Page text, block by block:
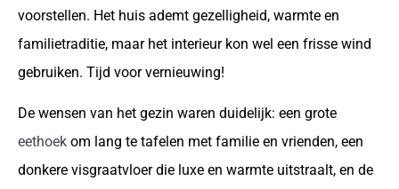
voorstellen. Het huis ademt gezelligheid, warmte en
familietraditie, maar het interieur kon wel een frisse wind
gebruiken. Tijd voor vernieuwing!
De wensen van het gezin waren duidelijk: een grote
eethoek om lang te tafelen met familie en vrienden, een
donkere visgraatvloer die luxe en warmte uitstraalt, en de